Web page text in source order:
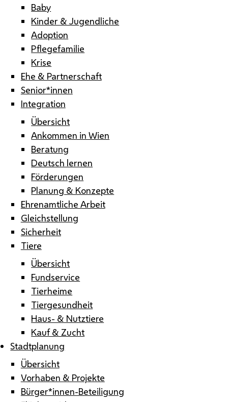
Baby
Kinder & Jugendliche
Adoption
Pflegefamilie
Krise
Ehe & Partnerschaft
Senior*innen
Integration
Übersicht
Ankommen in Wien
Beratung
Deutsch lernen
Förderungen
Planung & Konzepte
Ehrenamtliche Arbeit
Gleichstellung
Sicherheit
Tiere
Übersicht
Fundservice
Tierheime
Tiergesundheit
Haus- & Nutztiere
Kauf & Zucht
Stadtplanung
Übersicht
Vorhaben & Projekte
Bürger*innen-Beteiligung